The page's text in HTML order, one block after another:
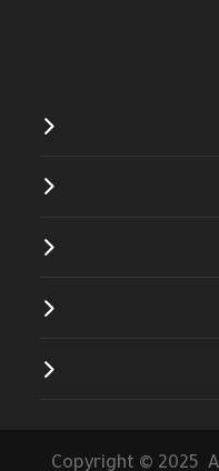
Copyright © 2025